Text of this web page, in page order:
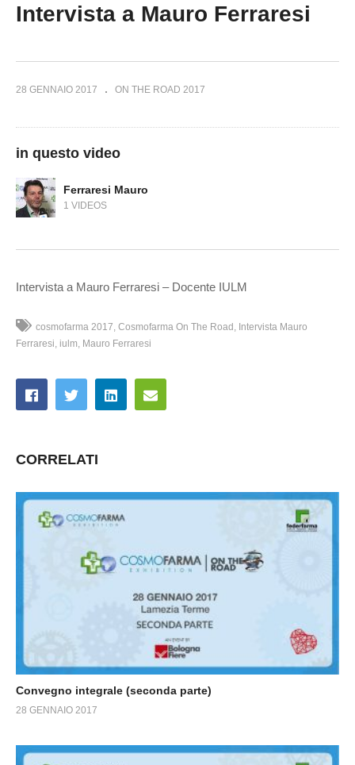
Intervista a Mauro Ferraresi
28 GENNAIO 2017 ON THE ROAD 2017
in questo video
Ferraresi Mauro
1 VIDEOS
Intervista a Mauro Ferraresi – Docente IULM
cosmofarma 2017 Cosmofarma On The Road
Intervista Mauro
Ferraresi iulm Mauro Ferraresi
CORRELATI
Convegno integrale (seconda parte)
28 GENNAIO 2017